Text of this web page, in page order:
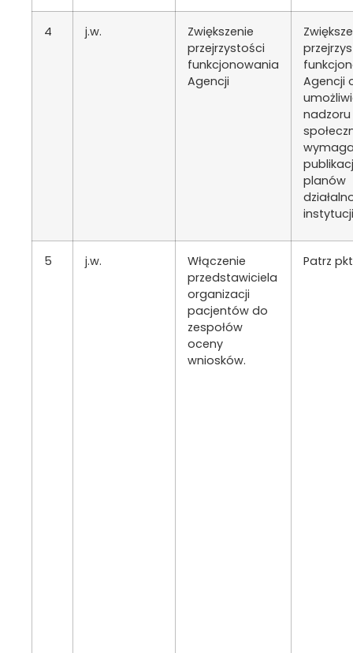
4 j.w.
Zwiększenie
przejrzystości
funkcjonowania
Agencji
Agencji
nadzoru
planów
5 j.w.
Włączenie
przedstawiciela
organizacji
pacjentów do
zespołów
oceny
wniosków.
Patrz